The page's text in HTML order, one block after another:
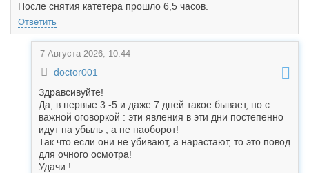
После снятия катетера прошло 6,5 часов.
Ответить
7 Августа 2026, 10:44
doctor001
Здравсивуйте!
Да, в первые 3 -5 и даже 7 дней такое бывает, но с
важной оговоркой : эти явления в эти дни постепенно
идут на убыль , а не наоборот!
Так что если они не убивают, а нарастают, то это повод
для очного осмотра!
Удачи !